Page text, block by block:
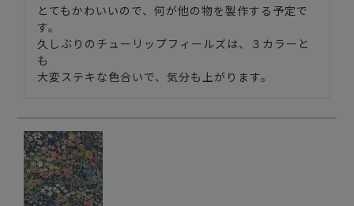
とてもかわいいので、何が他の物を製作する予定で
す。
久しぶりのチューリップフィールズは、３カラーと
も
大変ステキな色合いで、気分も上がります。